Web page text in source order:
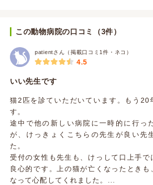
この動物病院の口コミ（3件）
patientさん（掲載口コミ1件・ネコ）
4.5
いい先生です
猫2匹を診ていただいています。もう20
す。
途中で他の新しい病院に一時的に行っ
が、けっきょくこちらの先生が良い先
た。
受付の女性も先生も、けっして口上手で
良心的です。上の猫が亡くなったときも
なって心配してくれました。...